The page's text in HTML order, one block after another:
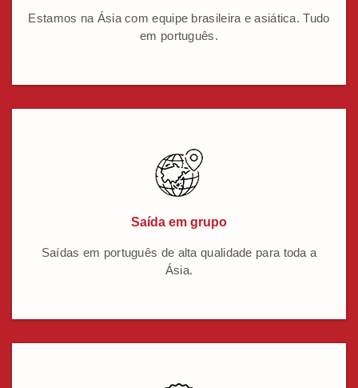
Estamos na Ásia com equipe brasileira e asiática. Tudo
em português.
Saída em grupo
Saídas em português de alta qualidade para toda a
Ásia.